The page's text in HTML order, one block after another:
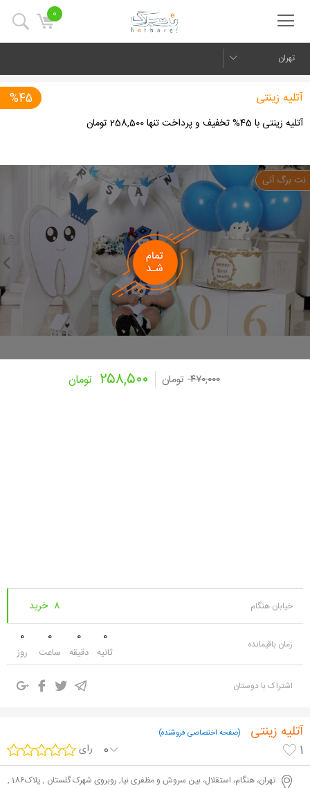
0
تهران
%45 آتلیه زینتی
آتلیه زینتی با 45% تخفیف و پرداخت تنها 258,500 تومان
۴۷۰,۰۰۰ تومان ۲۵۸,۵۰۰ تومان
8 خرید خیابان هنگام
زمان باقیمانده 0
روز
0
ساعت
0
دقیقه
0
ثانیه
اشتراک با دوستان
آتلیه زینتی (صفحه اختصاصی فروشنده)
1 رای 0
تهران، هنگام، استقلال، بین سروش و مظفری نیا, روبروی شهرک گلستان , پلاک186 ,